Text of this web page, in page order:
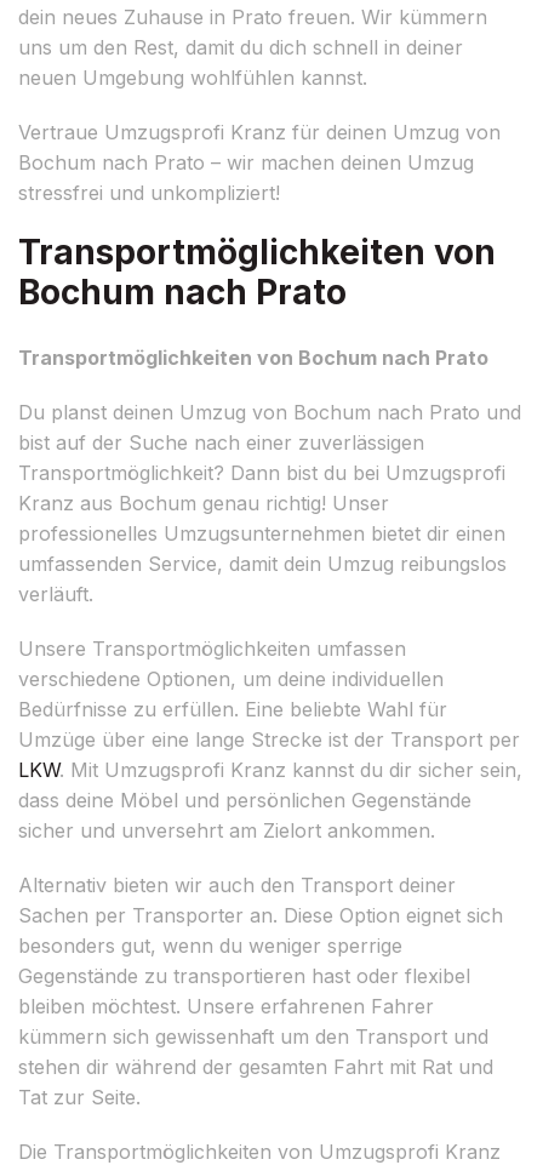
dein neues Zuhause in Prato freuen. Wir kümmern
uns um den Rest, damit du dich schnell in deiner
neuen Umgebung wohlfühlen kannst.
Vertraue Umzugsprofi Kranz für deinen Umzug von
Bochum nach Prato – wir machen deinen Umzug
stressfrei und unkompliziert!
Transportmöglichkeiten von
Bochum nach Prato
Transportmöglichkeiten von Bochum nach Prato
Du planst deinen Umzug von Bochum nach Prato und
bist auf der Suche nach einer zuverlässigen
Transportmöglichkeit? Dann bist du bei Umzugsprofi
Kranz aus Bochum genau richtig! Unser
professionelles Umzugsunternehmen bietet dir einen
umfassenden Service, damit dein Umzug reibungslos
verläuft.
Unsere Transportmöglichkeiten umfassen
verschiedene Optionen, um deine individuellen
Bedürfnisse zu erfüllen. Eine beliebte Wahl für
Umzüge über eine lange Strecke ist der Transport per
LKW. Mit Umzugsprofi Kranz kannst du dir sicher sein,
dass deine Möbel und persönlichen Gegenstände
sicher und unversehrt am Zielort ankommen.
Alternativ bieten wir auch den Transport deiner
Sachen per Transporter an. Diese Option eignet sich
besonders gut, wenn du weniger sperrige
Gegenstände zu transportieren hast oder flexibel
bleiben möchtest. Unsere erfahrenen Fahrer
kümmern sich gewissenhaft um den Transport und
stehen dir während der gesamten Fahrt mit Rat und
Tat zur Seite.
Die Transportmöglichkeiten von Umzugsprofi Kranz